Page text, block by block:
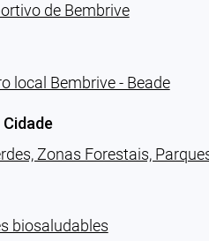
de Bembrive
local Bembrive - Beade
Zonas Forestais,
biosaludables